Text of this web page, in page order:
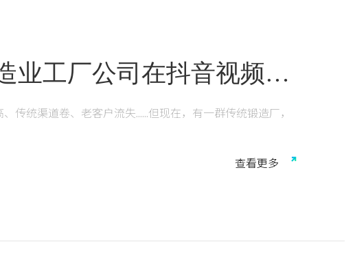
业工厂公司在抖音视频号
年揽500+精准客资！
传统渠道卷、老客户流失……但现在，有一群传统锻造厂，
重工业产品，天生不适合短视频。“谁会在抖音上买几十吨
查看更多